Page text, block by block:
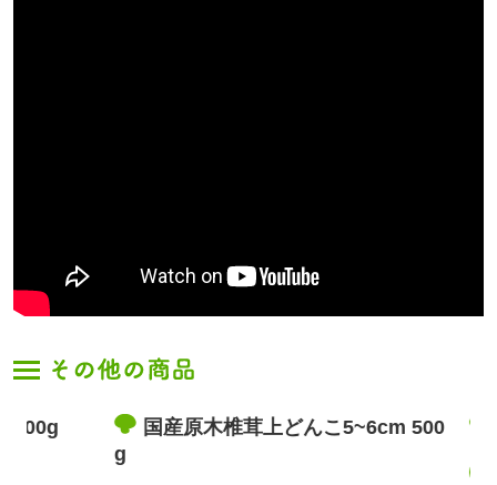
国産原木椎茸上どんこ5~6cm 500
大
大きさ